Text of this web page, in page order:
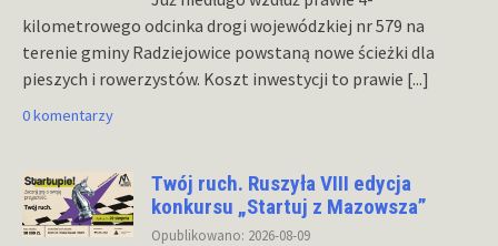
kilometrowego odcinka drogi wojewódzkiej nr 579 na
terenie gminy Radziejowice powstaną nowe ścieżki dla
pieszych i rowerzystów. Koszt inwestycji to prawie [...]
0 komentarzy
Twój ruch. Ruszyła VIII edycja
konkursu „Startuj z Mazowsza”
Opublikowano: 2026-08-09